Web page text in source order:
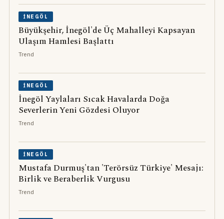
İNEGÖL
Büyükşehir, İnegöl'de Üç Mahalleyi Kapsayan
Ulaşım Hamlesi Başlattı
Trend
İNEGÖL
İnegöl Yaylaları Sıcak Havalarda Doğa
Severlerin Yeni Gözdesi Oluyor
Trend
İNEGÖL
Mustafa Durmuş'tan 'Terörsüz Türkiye' Mesajı:
Birlik ve Beraberlik Vurgusu
Trend